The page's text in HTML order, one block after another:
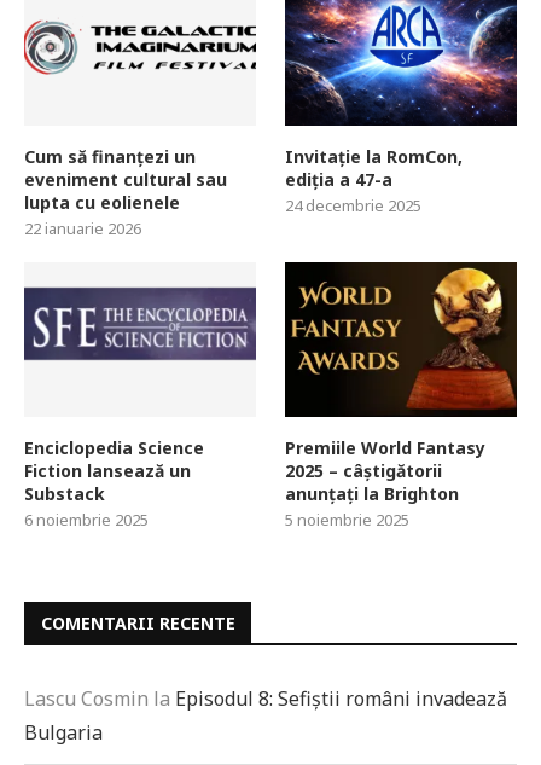
Cum să finanțezi un
eveniment cultural sau
lupta cu eolienele
22 ianuarie 2026
Invitație la RomCon,
ediția a 47-a
24 decembrie 2025
Enciclopedia Science
Fiction lansează un
Substack
6 noiembrie 2025
Premiile World Fantasy
2025 – câștigătorii
anunțați la Brighton
5 noiembrie 2025
COMENTARII RECENTE
Lascu Cosmin la Episodul 8: Sefiștii români invadează
Bulgaria